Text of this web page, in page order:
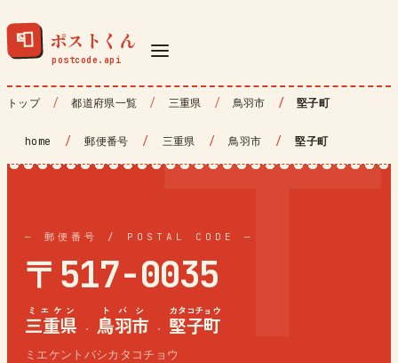
📮 ポストくん
トップ 都道府県一覧 三重県 鳥羽市 堅子町
home / 郵便番号 / 三重県 / 鳥羽市 / 堅子町
— 郵便番号 / POSTAL CODE —
〒517-0035
三重県
ミエケン
· 鳥羽市
トバシ
· 堅子町
カタコチョウ
ミエケントバシカタコチョウ